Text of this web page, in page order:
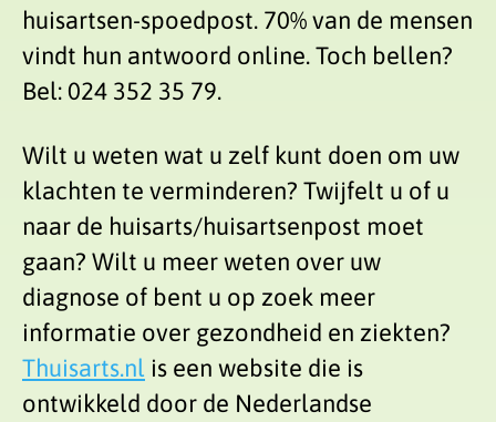
huisartsen-spoedpost. 70% van de mensen
vindt hun antwoord online. Toch bellen?
Bel: 024 352 35 79.
Wilt u weten wat u zelf kunt doen om uw
klachten te verminderen? Twijfelt u of u
naar de huisarts/huisartsenpost moet
gaan? Wilt u meer weten over uw
diagnose of bent u op zoek meer
informatie over gezondheid en ziekten?
Thuisarts.nl is een website die is
ontwikkeld door de Nederlandse